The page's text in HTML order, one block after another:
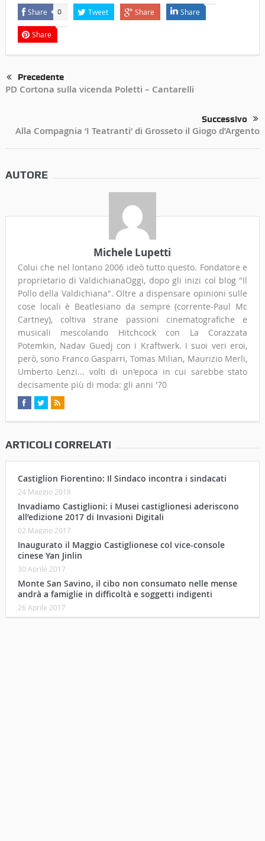
Share 0 Tweet Share Share
Share
Precedente
PD Cortona sulla vicenda Poletti – Cantarelli
Successivo
Alla Compagnia ‘I Teatranti’ di Grosseto il Giogo d’Argento
AUTORE
Michele Lupetti
Colui che nel lontano 2006 ideò tutto questo. Fondatore e
proprietario di ValdichianaOggi, dopo gli inizi col blog "Il
Pollo della Valdichiana". Oltre a dispensare opinioni sulle
cose locali è Beatlesiano da sempre (corrente-Paul Mc
Cartney), coltiva strane passioni cinematografiche e
musicali mescolando Hitchcock con La Corazzata
Potemkin, Nadav Guedj con i Kraftwerk. I suoi veri eroi,
però, sono Franco Gasparri, Tomas Milian, Maurizio Merli,
Umberto Lenzi... volti di un'epoca in cui sarebbe stato
decisamente più di moda: gli anni '70
ARTICOLI CORRELATI
Castiglion Fiorentino: Il Sindaco incontra i sindacati
24 Maggio 2018
Invadiamo Castiglioni: i Musei castiglionesi aderiscono
all’edizione 2017 di Invasioni Digitali
02 Maggio 2017
Inaugurato il Maggio Castiglionese col vice-console
cinese Yan Jinlin
30 Aprile 2017
Monte San Savino, il cibo non consumato nelle mense
andrà a famiglie in difficoltà e soggetti indigenti
26 Aprile 2017